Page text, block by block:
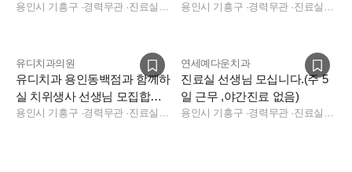
아치과병원에서 함께해요
용인시 기흥구 ·경력무관· 진료실, 상담, 데스크, 보험청구 용인시 기흥구 ·경력무관· 진료실, 데스크, 보험청구, 상담, 실장, 총괄실장
유디치과의원
유디치과 용인동백점과 함께하
실 치위생사 선생님 모집합니
다
용인시 기흥구 ·경력무관· 진료실, 데스크, 보험청구, 상담
연세예다운치과
진료실 선생님 모십니다.(주 5
일 근무 ,야간진료 없음)
용인시 기흥구 ·경력무관· 진료실, 진료실